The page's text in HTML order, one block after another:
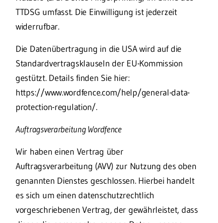
TTDSG umfasst. Die Einwilligung ist jederzeit
widerrufbar.
Die Datenübertragung in die USA wird auf die
Standardvertragsklauseln der EU-Kommission
gestützt. Details finden Sie hier:
https://www.wordfence.com/help/general-data-
protection-regulation/.
Auftragsverarbeitung Wordfence
Wir haben einen Vertrag über
Auftragsverarbeitung (AVV) zur Nutzung des oben
genannten Dienstes geschlossen. Hierbei handelt
es sich um einen datenschutzrechtlich
vorgeschriebenen Vertrag, der gewährleistet, dass